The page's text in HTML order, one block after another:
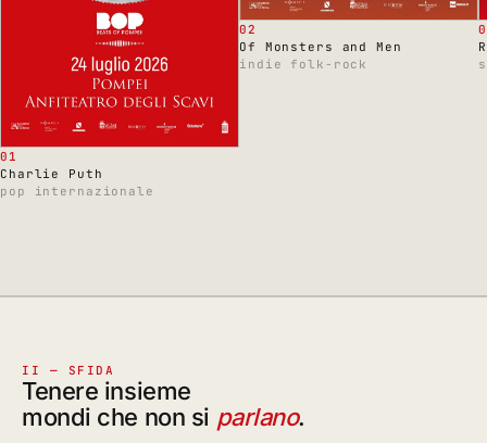
01
Charlie Puth
pop internazionale
02
Of Monsters and Men
indie folk-rock
II — SFIDA
Tenere insieme
mondi che non si parlano.